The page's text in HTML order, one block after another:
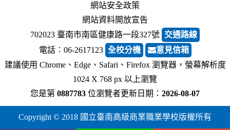
網站安全政策
網站資料開放宣告
702023 臺南市南區健康路一段327號 交通路線
電話︰06-2617123 全校分機
意見信箱
建議使用 Chrome、Edge、Safari、Firefox 瀏覽器，螢幕解析度
1024 X 768 px 以上瀏覽
您是第 0887783 位瀏覽者更新日期： 2026-08-07
Copyright © 2018 國立臺南高級商業職業學校版權所有